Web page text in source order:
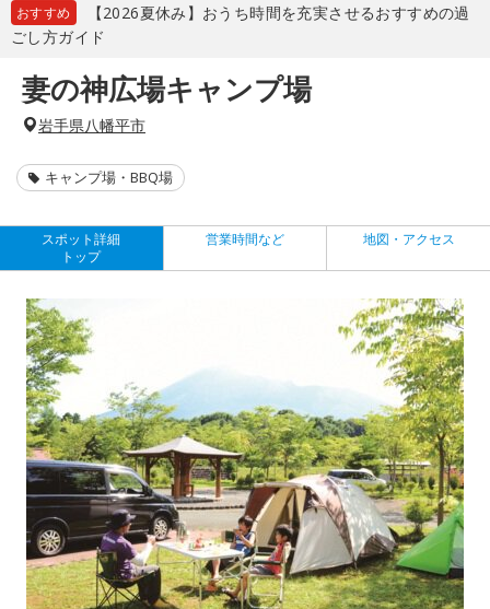
おすすめ
【2026夏休み】おうち時間を充実させるおすすめの過
ごし方ガイド
妻の神広場キャンプ場
岩手県八幡平市
キャンプ場・BBQ場
スポット詳細
トップ
営業時間など 地図・アクセス